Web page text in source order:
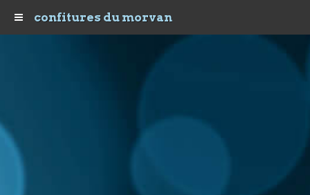
confitures du morvan